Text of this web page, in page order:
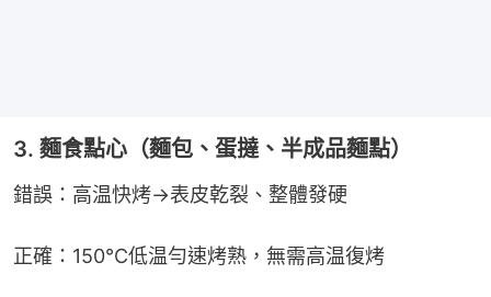
3. 麵食點心（麵包、蛋撻、半成品麵點）
錯誤：高温快烤→表皮乾裂、整體發硬
正確：150℃低温勻速烤熟，無需高温復烤